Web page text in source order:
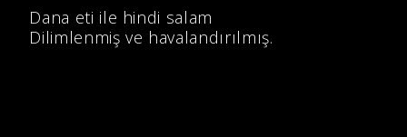
Dana eti ile hindi salam
Dilimlenmiş ve havalandırılmış.